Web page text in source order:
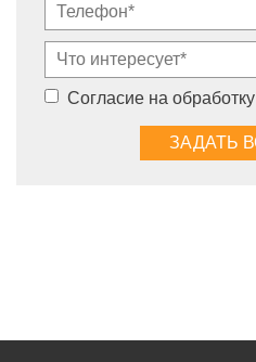
Согласие на обработку